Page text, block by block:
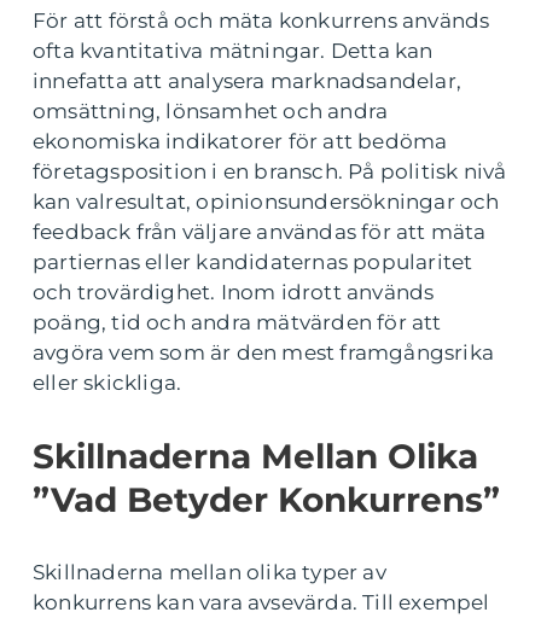
För att förstå och mäta konkurrens används
ofta kvantitativa mätningar. Detta kan
innefatta att analysera marknadsandelar,
omsättning, lönsamhet och andra
ekonomiska indikatorer för att bedöma
företagsposition i en bransch. På politisk nivå
kan valresultat, opinionsundersökningar och
feedback från väljare användas för att mäta
partiernas eller kandidaternas popularitet
och trovärdighet. Inom idrott används
poäng, tid och andra mätvärden för att
avgöra vem som är den mest framgångsrika
eller skickliga.
Skillnaderna Mellan Olika
”Vad Betyder Konkurrens”
Skillnaderna mellan olika typer av
konkurrens kan vara avsevärda. Till exempel